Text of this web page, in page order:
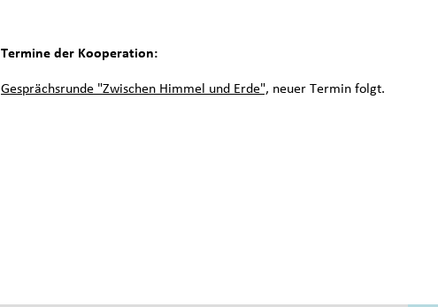
Termine der Kooperation:
Gesprächsrunde "Zwischen Himmel und Erde", neuer Termin folgt.